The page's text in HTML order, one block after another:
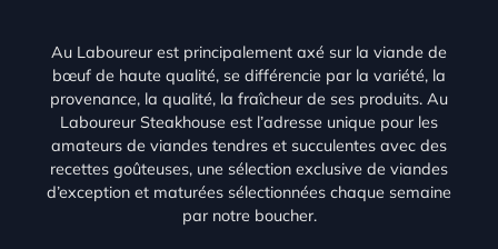
Au Laboureur est principalement axé sur la viande de
bœuf de haute qualité, se différencie par la variété, la
provenance, la qualité, la fraîcheur de ses produits. Au
Laboureur Steakhouse est l’adresse unique pour les
amateurs de viandes tendres et succulentes avec des
recettes goûteuses, une sélection exclusive de viandes
d’exception et maturées sélectionnées chaque semaine
par notre boucher.